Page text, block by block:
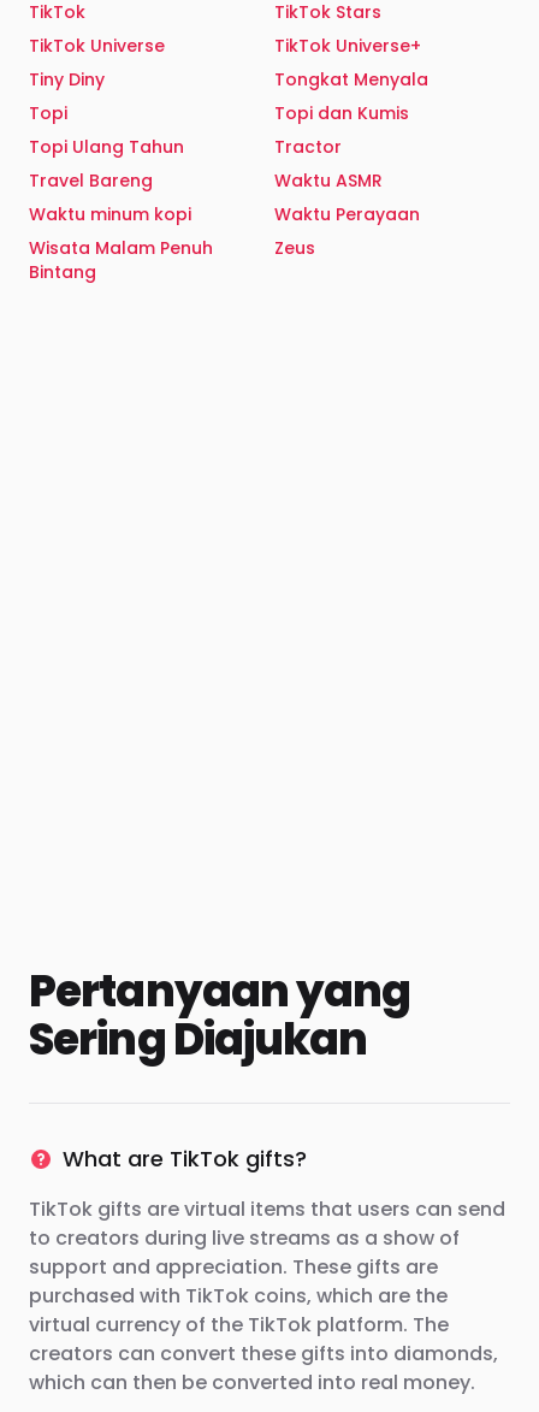
TikTok
TikTok Stars
TikTok Universe
TikTok Universe+
Tiny Diny
Tongkat Menyala
Topi
Topi dan Kumis
Topi Ulang Tahun
Tractor
Travel Bareng
Waktu ASMR
Waktu minum kopi
Waktu Perayaan
Wisata Malam Penuh
Bintang
Zeus
Pertanyaan yang
Sering Diajukan
What are TikTok gifts?
TikTok gifts are virtual items that users can send
to creators during live streams as a show of
support and appreciation. These gifts are
purchased with TikTok coins, which are the
virtual currency of the TikTok platform. The
creators can convert these gifts into diamonds,
which can then be converted into real money.